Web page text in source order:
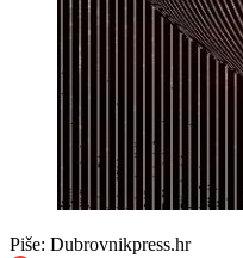
Piše: Dubrovnikpress.hr